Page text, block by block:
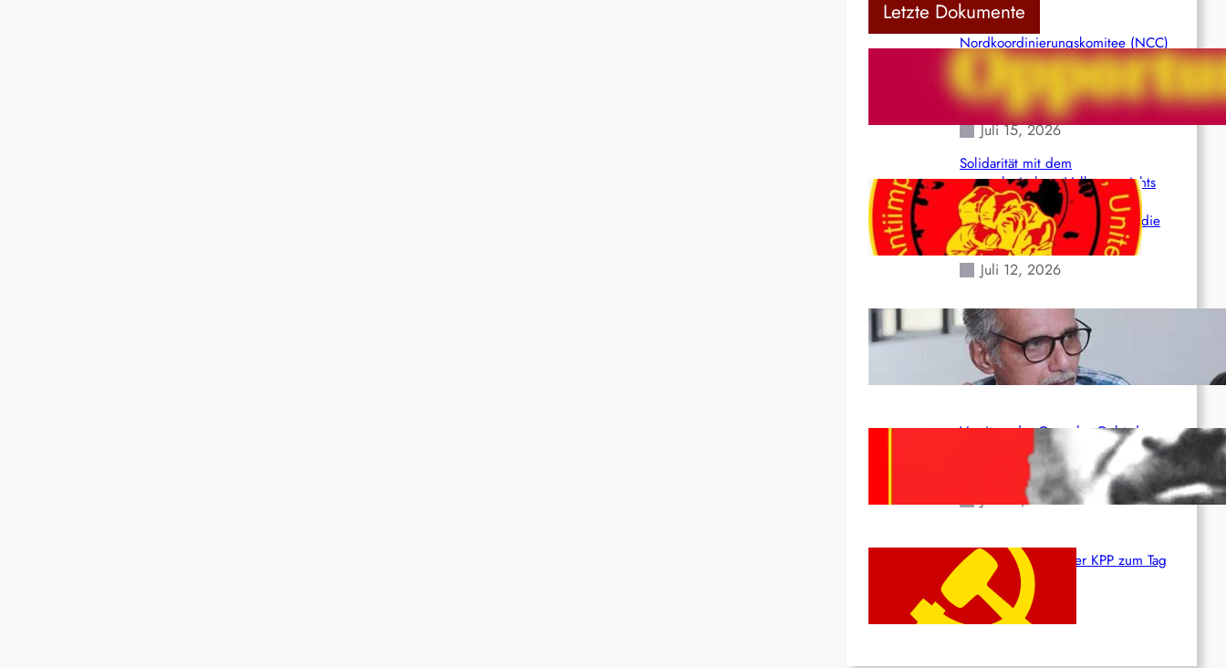
Letzte Dokumente
Nordkoordinierungskomitee (NCC)
der Kommunistischen Partei Indiens
(Maoistisch): Postmoderner
Opportunismus
Juli 15, 2026
Solidarität mit dem
venezolanischem Volk angesichts
der verlorenen Leben und der
katastrophalen Situation durch die
Erdbeben des 24. Juni!
Juli 12, 2026
Indien: „Die Politik der
Kapitulation“ von K. Murali (Ajith)
Juli 1, 2026
Vorsitzender Gonzalo: Gebt das
Leben für die Partei und die
Juni 19, 2026
Beschluss des ZK der KPP zum Tag
des Heldentums
Juni 19, 2026